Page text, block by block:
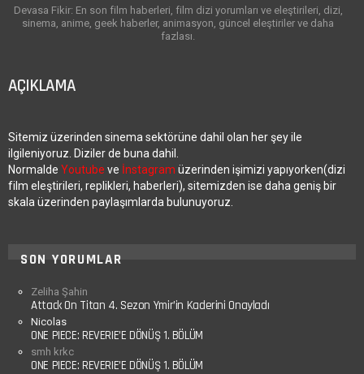
Devasa Fikir: En son film haberleri, film dizi yorumları ve eleştirileri, dizi,
sinema, anime, geek haberler, animasyon, güncel eleştiriler ve daha
fazlası.
AÇIKLAMA
Sitemiz üzerinden sinema sektörüne dahil olan her şey ile
ilgileniyoruz. Diziler de buna dahil.
Normalde Youtube ve İnstagram üzerinden işimizi yapıyorken(dizi
film eleştirileri, replikleri, haberleri), sitemizden ise daha geniş bir
skala üzerinden paylaşımlarda bulunuyoruz.
SON YORUMLAR
Zeliha Şahin
Attack On Titan 4. Sezon Ymir’in Kaderini Onayladı
Nicolas
ONE PIECE: REVERIE’E DÖNÜŞ 1. BÖLÜM
smh krkc
ONE PIECE: REVERIE’E DÖNÜŞ 1. BÖLÜM